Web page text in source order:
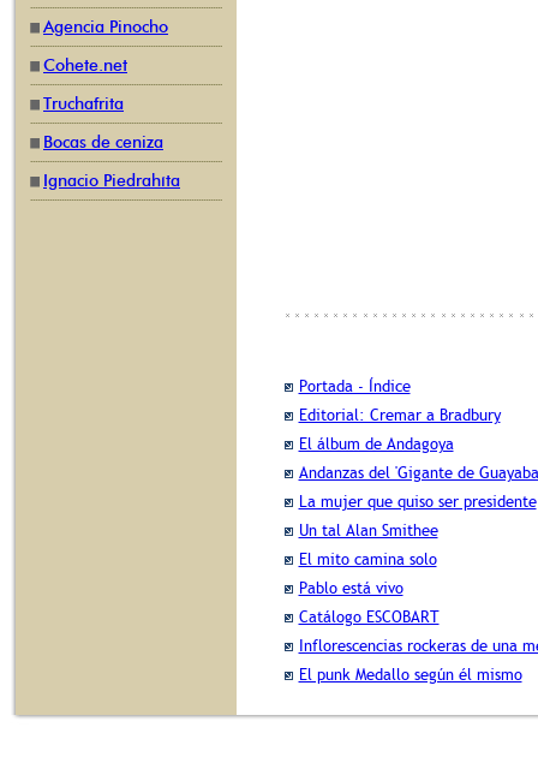
Agencia Pinocho
Cohete.net
Truchafrita
Bocas de ceniza
Ignacio Piedrahíta
Portada - Índice
Editorial: Cremar a Bradbury
El álbum de Andagoya
Andanzas del 'Gigante de
La mujer que quiso ser presidente
Un tal Alan Smithee
El mito camina solo
Pablo está vivo
Catálogo ESCOBART
Inflorescencias rockeras de una
El punk Medallo según él mismo